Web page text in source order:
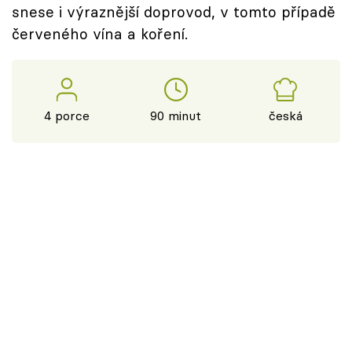
snese i výraznější doprovod, v tomto případě
červeného vína a koření.
4 porce 90 minut česká